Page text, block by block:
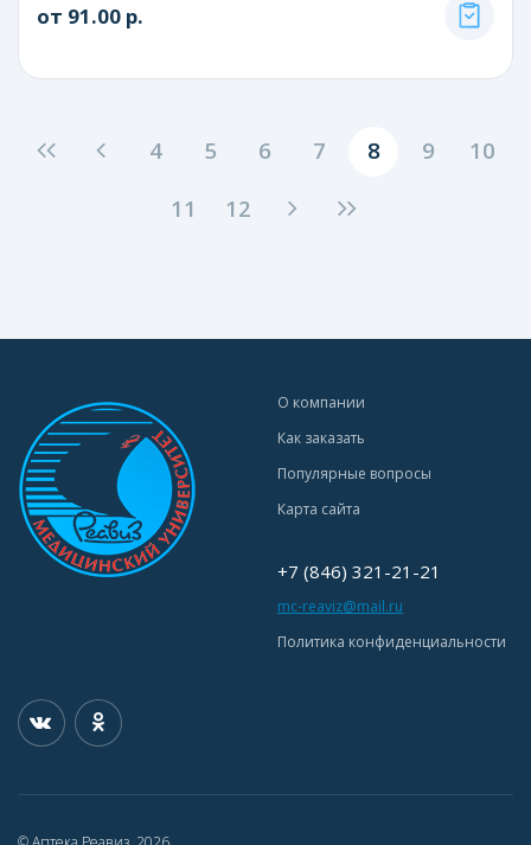
от 91.00 р.
4 5 6 7 8 9
10
11
12
О компании
Как заказать
Популярные вопросы
Карта сайта
+7 (846) 321-21-21
mc-reaviz@mail.ru
Политика конфиденциальности